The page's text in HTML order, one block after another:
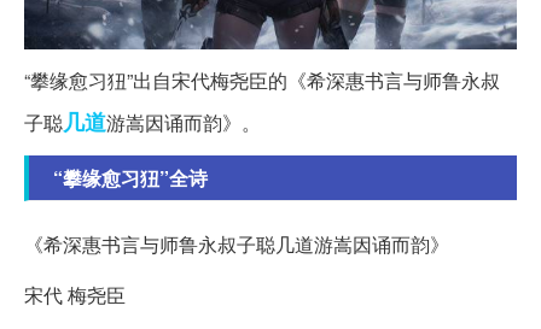
“攀缘愈习狃”出自宋代梅尧臣的《希深惠书言与师鲁永叔
子聪几道游嵩因诵而韵》。
“攀缘愈习狃”全诗
《希深惠书言与师鲁永叔子聪几道游嵩因诵而韵》
宋代 梅尧臣